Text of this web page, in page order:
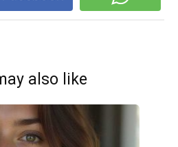
also like